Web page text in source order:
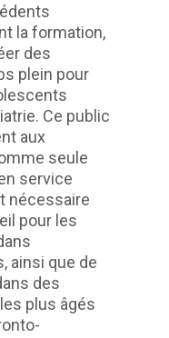
la formation,
des
plein pour
Ce public
aux
seule
service
nécessaire
pour les
ainsi que de
des
plus âgés